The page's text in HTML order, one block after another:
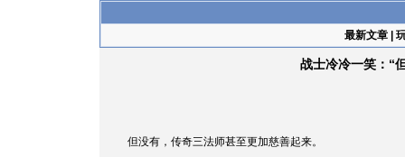
最新文章|
战士冷冷一笑：“
但没有，传奇三法师甚至更加慈善起来。